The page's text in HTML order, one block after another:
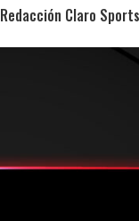
Redacción Claro Sports